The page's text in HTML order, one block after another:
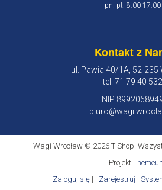
pn.-pt. 8:00-17:00
Kontakt z
ul. Pawia 40/1A, 52-235
tel. 71 79 40 532
NIP
Wagi Wrocław © 2026 TiShop.
Projekt
Zaloguj się| | Zarejestruj |